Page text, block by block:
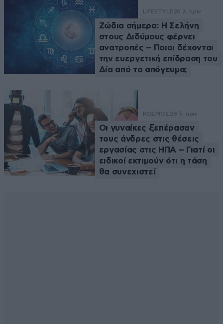
LIFESTYLE 20 λ. πριν
Ζώδια σήμερα: Η Σελήνη
στους Διδύμους φέρνει
ανατροπές – Ποιοι δέχονται
την ευεργετική επίδραση του
Δία από το απόγευμα;
ΚΟΣΜΟΣ28 λ. πριν
Οι γυναίκες ξεπέρασαν
τους άνδρες στις θέσεις
εργασίας στις ΗΠΑ – Γιατί οι
ειδικοί εκτιμούν ότι η τάση
θα συνεχιστεί